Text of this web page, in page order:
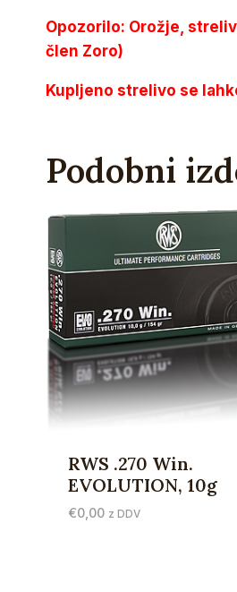
Opozorilo: Orožje,
člen Zoro)
Kupljeno strelivo se
Podobni
RWS .270 Win.
EVOLUTION, 10g
€0,00 z DDV